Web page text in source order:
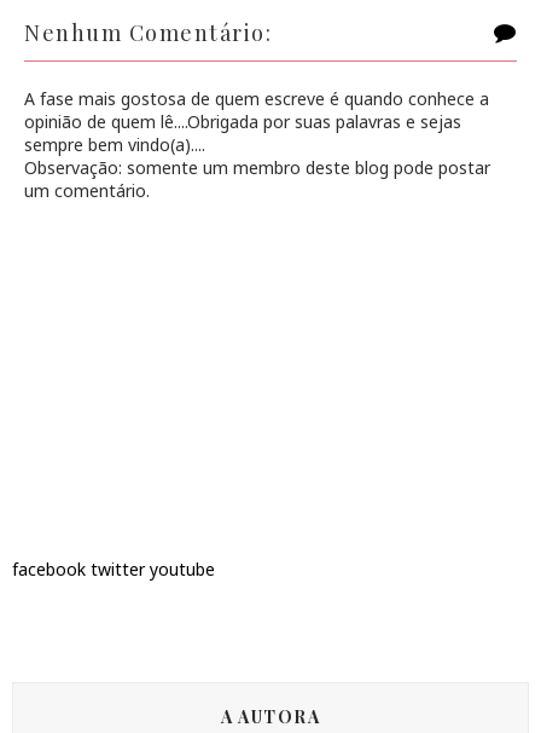
Nenhum Comentário:
A fase mais gostosa de quem escreve é quando conhece a
opinião de quem lê....Obrigada por suas palavras e sejas
sempre bem vindo(a)....
Observação: somente um membro deste blog pode postar
um comentário.
facebook twitter youtube
A AUTORA